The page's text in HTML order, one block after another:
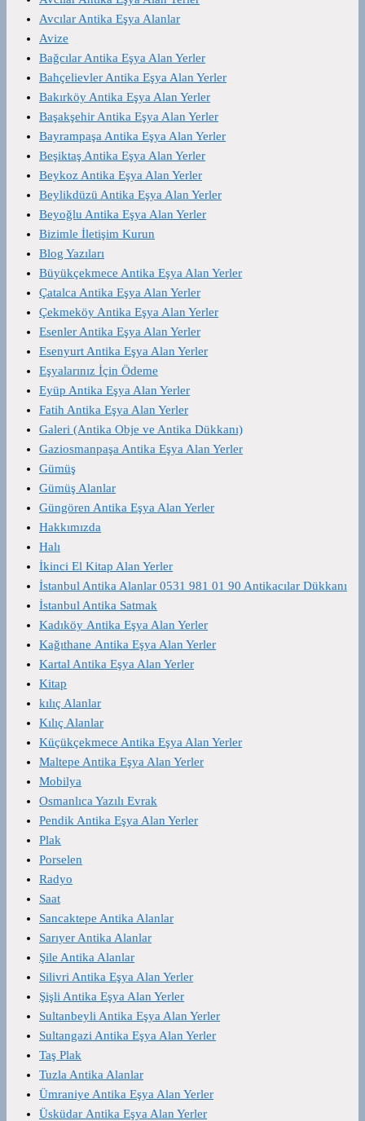
Avcılar Antika Eşya Alanlar
Avize
Bağcılar Antika Eşya Alan Yerler
Bahçelievler Antika Eşya Alan Yerler
Bakırköy Antika Eşya Alan Yerler
Başakşehir Antika Eşya Alan Yerler
Bayrampaşa Antika Eşya Alan Yerler
Beşiktaş Antika Eşya Alan Yerler
Beykoz Antika Eşya Alan Yerler
Beylikdüzü Antika Eşya Alan Yerler
Beyoğlu Antika Eşya Alan Yerler
Bizimle İletişim Kurun
Blog Yazıları
Büyükçekmece Antika Eşya Alan Yerler
Çatalca Antika Eşya Alan Yerler
Çekmeköy Antika Eşya Alan Yerler
Esenler Antika Eşya Alan Yerler
Esenyurt Antika Eşya Alan Yerler
Eşyalarınız İçin Ödeme
Eyüp Antika Eşya Alan Yerler
Fatih Antika Eşya Alan Yerler
Galeri (Antika Obje ve Antika Dükkanı)
Gaziosmanpaşa Antika Eşya Alan Yerler
Gümüş
Gümüş Alanlar
Güngören Antika Eşya Alan Yerler
Hakkımızda
Halı
İkinci El Kitap Alan Yerler
İstanbul Antika Alanlar 0531 981 01 90 Antikacılar Dükkanı
İstanbul Antika Satmak
Kadıköy Antika Eşya Alan Yerler
Kağıthane Antika Eşya Alan Yerler
Kartal Antika Eşya Alan Yerler
Kitap
kılıç Alanlar
Kılıç Alanlar
Küçükçekmece Antika Eşya Alan Yerler
Maltepe Antika Eşya Alan Yerler
Mobilya
Osmanlıca Yazılı Evrak
Pendik Antika Eşya Alan Yerler
Plak
Porselen
Radyo
Saat
Sancaktepe Antika Alanlar
Sarıyer Antika Alanlar
Şile Antika Alanlar
Silivri Antika Eşya Alan Yerler
Şişli Antika Eşya Alan Yerler
Sultanbeyli Antika Eşya Alan Yerler
Sultangazi Antika Eşya Alan Yerler
Taş Plak
Tuzla Antika Alanlar
Ümraniye Antika Eşya Alan Yerler
Üsküdar Antika Eşya Alan Yerler